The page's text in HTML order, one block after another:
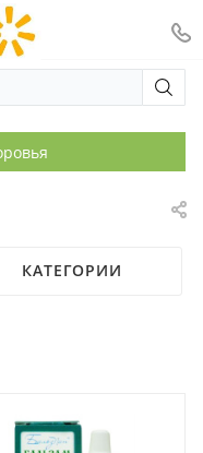
КАТЕГОРИИ